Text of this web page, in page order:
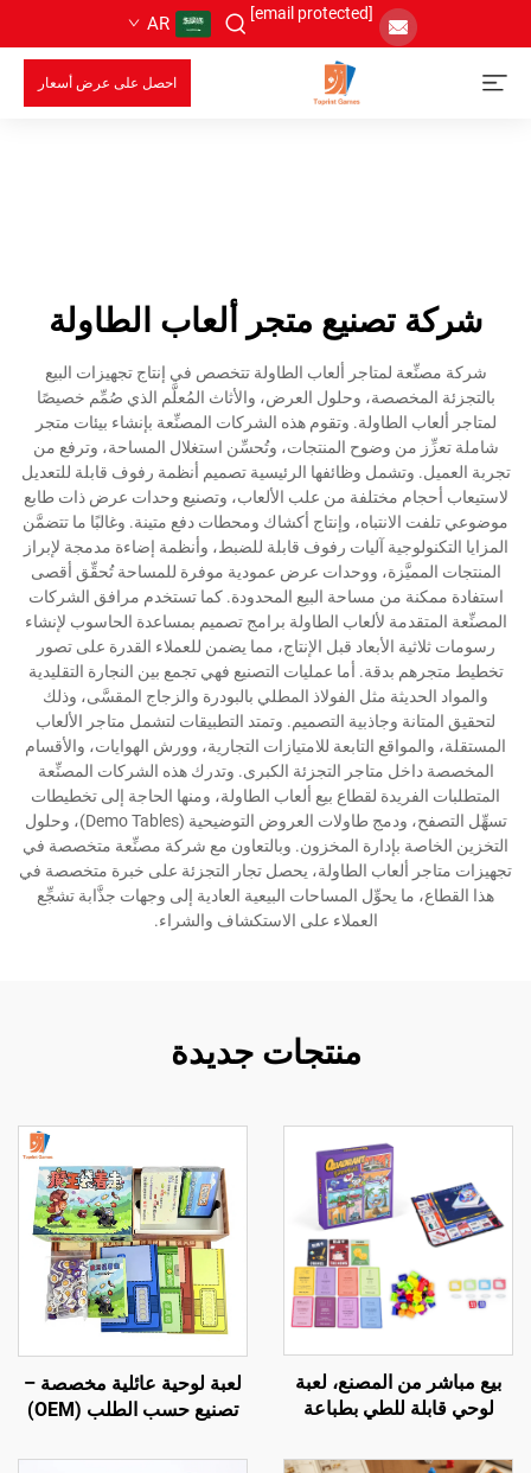
[email protected]
AR
احصل على عرض أسعار
شركة تصنيع متجر ألعاب الطاولة
شركة مصنِّعة لمتاجر ألعاب الطاولة تتخصص في إنتاج تجهيزات البيع
بالتجزئة المخصصة، وحلول العرض، والأثاث المُعلَّم الذي صُمِّم خصيصًا
لمتاجر ألعاب الطاولة. وتقوم هذه الشركات المصنِّعة بإنشاء بيئات متجر
شاملة تعزِّز من وضوح المنتجات، وتُحسِّن استغلال المساحة، وترفع من
تجربة العميل. وتشمل وظائفها الرئيسية تصميم أنظمة رفوف قابلة للتعديل
لاستيعاب أحجام مختلفة من علب الألعاب، وتصنيع وحدات عرض ذات طابع
موضوعي تلفت الانتباه، وإنتاج أكشاك ومحطات دفع متينة. وغالبًا ما تتضمَّن
المزايا التكنولوجية آليات رفوف قابلة للضبط، وأنظمة إضاءة مدمجة لإبراز
المنتجات المميَّزة، ووحدات عرض عمودية موفرة للمساحة تُحقِّق أقصى
استفادة ممكنة من مساحة البيع المحدودة. كما تستخدم مرافق الشركات
المصنِّعة المتقدمة لألعاب الطاولة برامج تصميم بمساعدة الحاسوب لإنشاء
رسومات ثلاثية الأبعاد قبل الإنتاج، مما يضمن للعملاء القدرة على تصور
تخطيط متجرهم بدقة. أما عمليات التصنيع فهي تجمع بين النجارة التقليدية
والمواد الحديثة مثل الفولاذ المطلي بالبودرة والزجاج المقسَّى، وذلك
لتحقيق المتانة وجاذبية التصميم. وتمتد التطبيقات لتشمل متاجر الألعاب
المستقلة، والمواقع التابعة للامتيازات التجارية، وورش الهوايات، والأقسام
المخصصة داخل متاجر التجزئة الكبرى. وتدرك هذه الشركات المصنِّعة
المتطلبات الفريدة لقطاع بيع ألعاب الطاولة، ومنها الحاجة إلى تخطيطات
تسهِّل التصفح، ودمج طاولات العروض التوضيحية (Demo Tables)، وحلول
التخزين الخاصة بإدارة المخزون. وبالتعاون مع شركة مصنِّعة متخصصة في
تجهيزات متاجر ألعاب الطاولة، يحصل تجار التجزئة على خبرة متخصصة في
هذا القطاع، ما يحوِّل المساحات البيعية العادية إلى وجهات جذَّابة تشجِّع
العملاء على الاستكشاف والشراء.
منتجات جديدة
بيع مباشر من المصنع، لعبة
لوحي قابلة للطي بطباعة
كرتون ورقي
لعبة لوحية عائلية مخصصة –
تصنيع حسب الطلب (OEM)